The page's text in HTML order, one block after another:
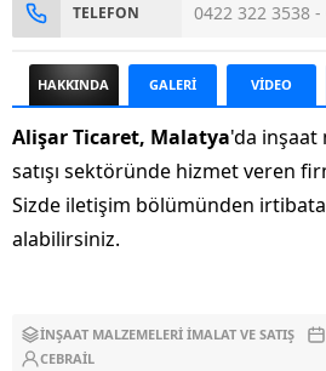
TELEFON 0422 322 3538
HAKKINDA GALERİ VİDEO
Alişar Ticaret, Malatya'da inşaat
satışı sektöründe hizmet veren
Sizde iletişim bölümünden
alabilirsiniz.
İNŞAAT MALZEMELERI İMALAT VE SATIŞ
CEBRAIL